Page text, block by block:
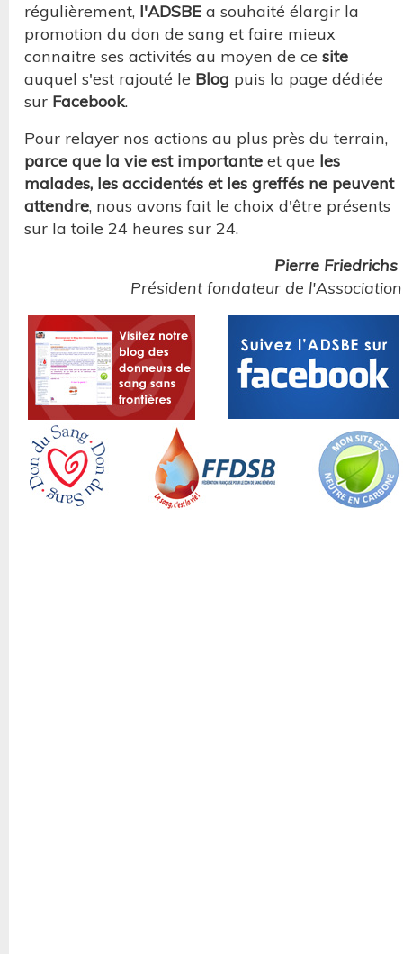
régulièrement, l'ADSBE a souhaité élargir la
promotion du don de sang et faire mieux
connaitre ses activités au moyen de ce site
auquel s'est rajouté le Blog puis la page dédiée
sur Facebook.
Pour relayer nos actions au plus près du terrain,
parce que la vie est importante et que les
malades, les accidentés et les greffés ne peuvent
attendre, nous avons fait le choix d'être présents
sur la toile 24 heures sur 24.
Pierre Friedrichs
Président fondateur de l'Association